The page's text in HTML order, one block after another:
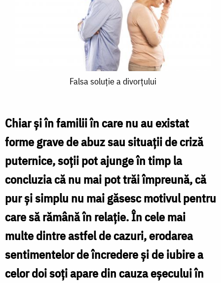
divorțului
Falsa soluție a divorțului
Chiar şi în familii în care nu au existat
forme grave de abuz sau situaţii de criză
puternice, soţii pot ajunge în timp la
concluzia că nu mai pot trăi împreună, că
pur şi simplu nu mai găsesc motivul pentru
care să rămână în relaţie. În cele mai
multe dintre astfel de cazuri, erodarea
sentimentelor de încredere şi de iubire a
celor doi soţi apare din cauza eşecului în